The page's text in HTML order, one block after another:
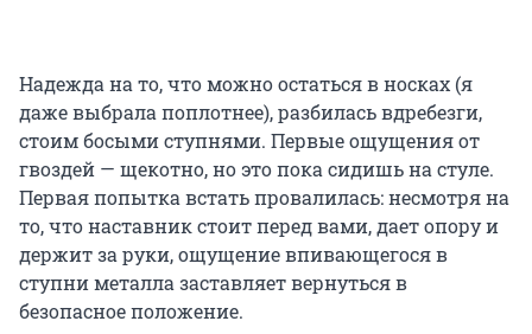
Надежда на то, что можно остаться в носках (я
даже выбрала поплотнее), разбилась вдребезги,
стоим босыми ступнями. Первые ощущения от
гвоздей — щекотно, но это пока сидишь на стуле.
Первая попытка встать провалилась: несмотря на
то, что наставник стоит перед вами, дает опору и
держит за руки, ощущение впивающегося в
ступни металла заставляет вернуться в
безопасное положение.